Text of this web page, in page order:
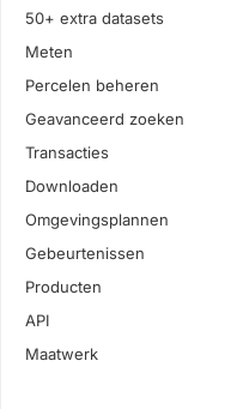
50+ extra datasets
Meten
Percelen beheren
Geavanceerd zoeken
Transacties
Downloaden
Omgevingsplannen
Gebeurtenissen
Producten
API
Maatwerk